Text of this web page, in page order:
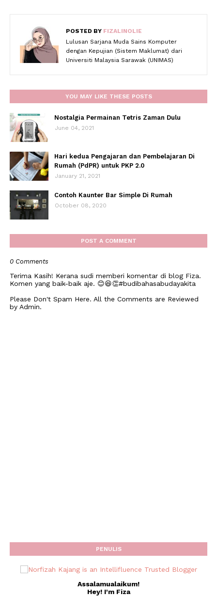
POSTED BY FIZALINOLIE
Lulusan Sarjana Muda Sains Komputer
dengan Kepujian (Sistem Maklumat) dari
Universiti Malaysia Sarawak (UNIMAS)
YOU MAY LIKE THESE POSTS
Nostalgia Permainan Tetris Zaman Dulu
June 04, 2021
Hari kedua Pengajaran dan Pembelajaran Di
Rumah (PdPR) untuk PKP 2.0
January 21, 2021
Contoh Kaunter Bar Simple Di Rumah
October 08, 2020
POST A COMMENT
0 Comments
Terima Kasih! Kerana sudi memberi komentar di blog Fiza.
Komen yang baik-baik aje. 😊😆👏#budibahasabudayakita
Please Don't Spam Here. All the Comments are Reviewed
by Admin.
PENULIS
Assalamualaikum!
Hey! I'm Fiza